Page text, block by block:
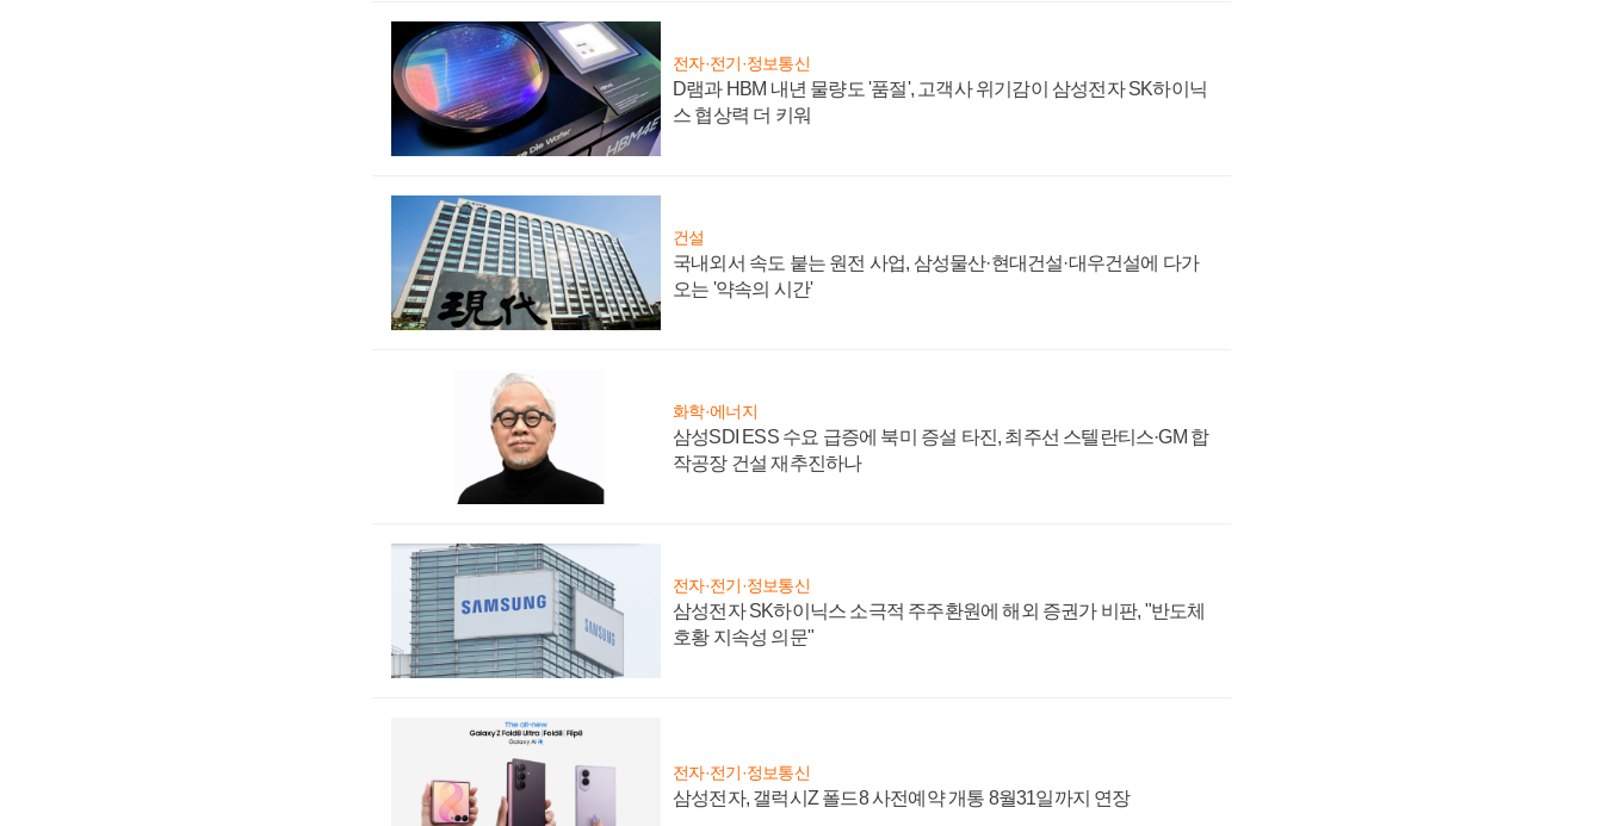
전자·전기·정보통신
D램과 HBM 내년 물량도 '품절', 고객사 위기감이 삼성전자 SK하이닉
스 협상력 더 키워
건설
국내외서 속도 붙는 원전 사업, 삼성물산·현대건설·대우건설에 다가
오는 '약속의 시간'
화학·에너지
삼성SDI ESS 수요 급증에 북미 증설 타진, 최주선 스텔란티스·GM 합
작공장 건설 재추진하나
전자·전기·정보통신
삼성전자 SK하이닉스 소극적 주주환원에 해외 증권가 비판, "반도체
호황 지속성 의문"
전자·전기·정보통신
삼성전자, 갤럭시Z 폴드8 사전예약 개통 8월31일까지 연장